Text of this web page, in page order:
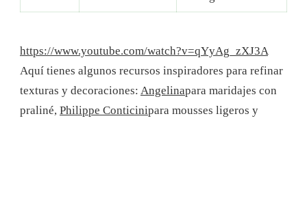
https://www.youtube.com/watch?v=qYyAg_zXJ3A
Aquí tienes algunos recursos inspiradores para refinar
texturas y decoraciones: Angelinapara maridajes con
praliné, Philippe Conticinipara mousses ligeros y